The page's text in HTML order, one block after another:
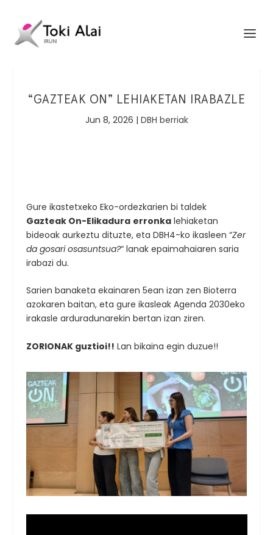
“GAZTEAK ON” LEHIAKETAN IRABAZLE
Jun 8, 2026 | DBH berriak
Gure ikastetxeko Eko-ordezkarien bi taldek
Gazteak On-Elikadura erronkalehiaketan
bideoak aurkeztu dituzte, eta DBH4-ko ikasleen “Zer
da gosari osasuntsua?“lanak epaimahaiaren saria
irabazi du.
Sarien banaketa ekainaren 5ean izan zen Bioterra
azokaren baitan, eta gure ikasleak Agenda 2030eko
irakasle arduradunarekin bertan izan ziren.
ZORIONAK guztioi!! Lan bikaina egin duzue!!